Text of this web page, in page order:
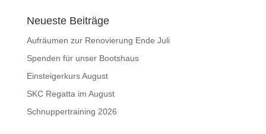
Neueste Beiträge
Aufräumen zur Renovierung Ende Juli
Spenden für unser Bootshaus
Einsteigerkurs August
SKC Regatta im August
Schnuppertraining 2026